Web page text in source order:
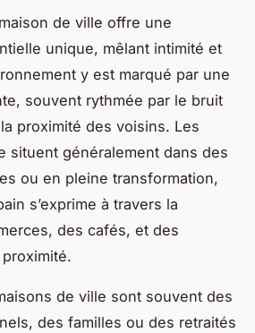
de ville offre une
unique, mêlant intimité et
y est marqué par une
souvent rythmée par le bruit
proximité des voisins. Les
situent généralement dans des
ou en pleine transformation,
s’exprime à travers la
des cafés, et des
de ville sont souvent des
des familles ou des retraités